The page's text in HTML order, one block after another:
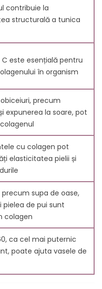
tensiuni arteriale
pentru rejuvenarea
la reducerea inflamației
singure să reducă
sănătatea
ale ignorării
cronică
surse naturale de
60 (C60) cu
ce este important
tunica intima?
care este rolul său în
contribuie la
structurală a tunica
este esențială pentru
în organism
precum
expunerea la soare, pot
cu colagen pot
elasticitatea pielii și
supa de oase,
pielea de pui sunt
colagen
ca cel mai puternic
poate ajuta vasele de